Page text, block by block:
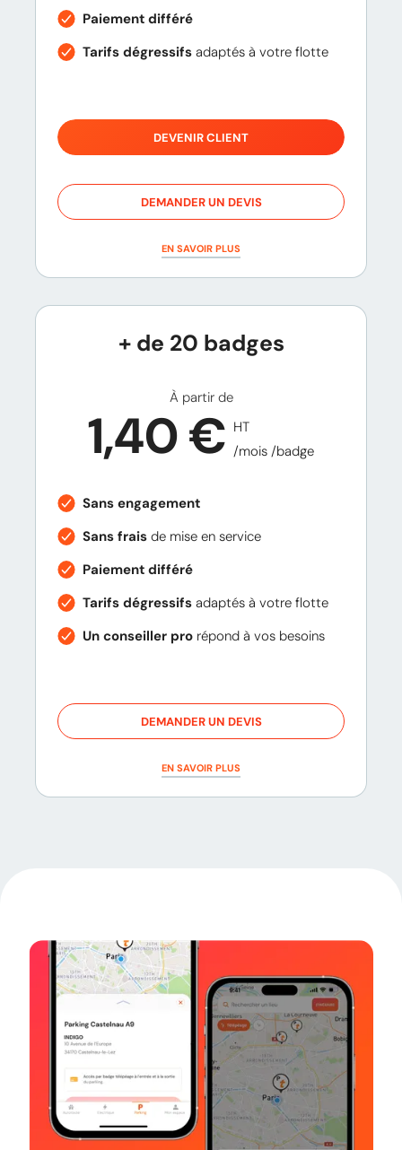
Paiement différé
Tarifs dégressifsadaptés à votre flotte
DEVENIR CLIENT
DEMANDER UN DEVIS
EN SAVOIR PLUS
+ de 20 badges
À partir de
1,40 € HT
/mois /badge
Sans engagement
Sans fraisde mise en service
Paiement différé
Tarifs dégressifsadaptés à votre flotte
Un conseiller prorépond à vos besoins
DEMANDER UN DEVIS
EN SAVOIR PLUS